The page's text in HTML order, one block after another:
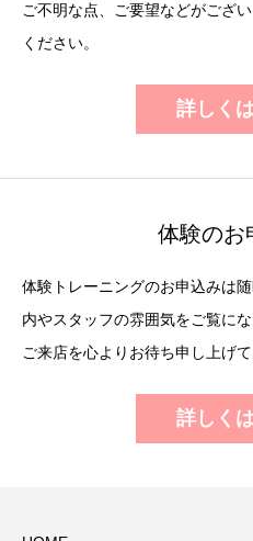
ご不明な点、ご要望などがござ
ください。
詳しく
体験のお
体験トレーニングのお申込みは
内やスタッフの雰囲気をご覧にな
ご来店を心よりお待ち申し上げて
詳しく